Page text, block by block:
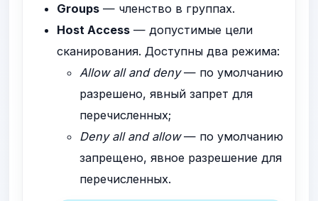
Groups — членство в группах.
Host Access — допустимые цели
сканирования. Доступны два режима:
Allow all and deny— по умолчанию
разрешено, явный запрет для
перечисленных;
Deny all and allow— по умолчанию
запрещено, явное разрешение для
перечисленных.